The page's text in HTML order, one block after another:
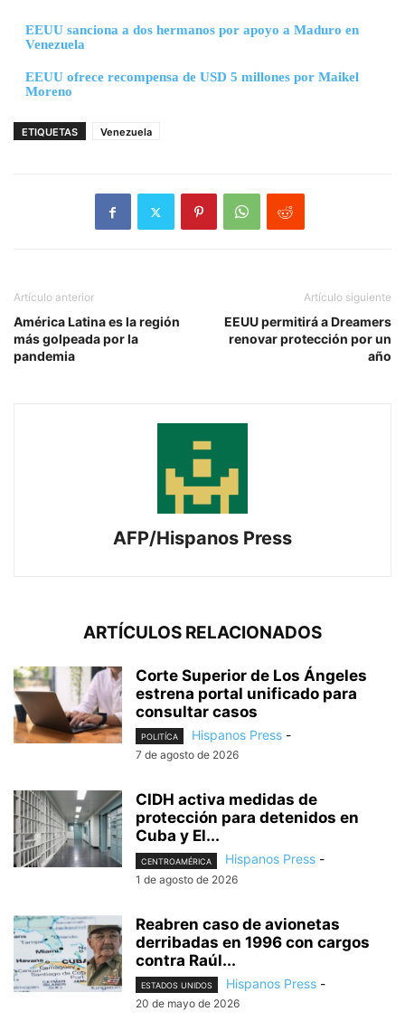
EEUU sanciona a dos hermanos por apoyo a Maduro en
Venezuela
EEUU ofrece recompensa de USD 5 millones por Maikel
Moreno
ETIQUETAS Venezuela
Artículo anterior
América Latina es la región
más golpeada por la
pandemia
Artículo siguiente
EEUU permitirá a Dreamers
renovar protección por un
año
AFP/Hispanos Press
ARTÍCULOS RELACIONADOS
Corte Superior de Los Ángeles
estrena portal unificado para
consultar casos
POLITÍCA Hispanos Press -
7 de agosto de 2026
CIDH activa medidas de
protección para detenidos en
Cuba y El...
CENTROAMÉRICA Hispanos Press -
1 de agosto de 2026
Reabren caso de avionetas
derribadas en 1996 con cargos
contra Raúl...
ESTADOS UNIDOS Hispanos Press -
20 de mayo de 2026